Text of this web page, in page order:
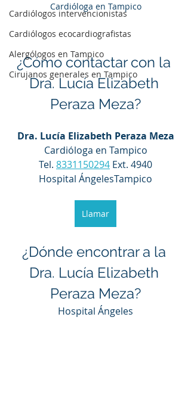
Cardiólogos intervencionistas
Cardiólogos ecocardiografistas
Alergólogos en Tampico
Cirujanos generales en Tampico
Cardióloga en Tampico
¿Cómo contactar con la
Dra. Lucía Elizabeth
Peraza Meza?
Dra. Lucía Elizabeth Peraza Meza
Cardióloga en Tampico
Tel. 8331150294 Ext. 4940
Hospital ÁngelesTampico
Llamar
¿Dónde encontrar a la
Dra. Lucía Elizabeth
Peraza Meza?
Hospital Ángeles